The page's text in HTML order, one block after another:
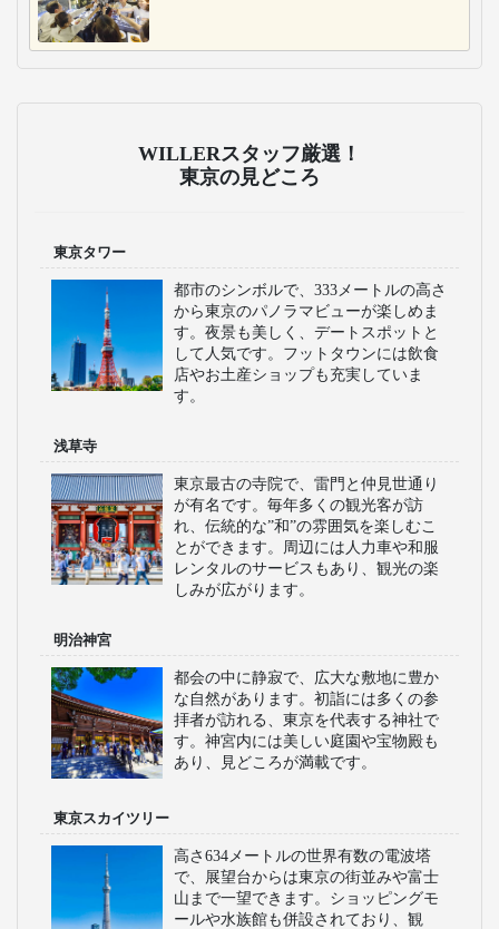
WILLERスタッフ厳選！
東京の見どころ
東京タワー
都市のシンボルで、333メートルの高さ
から東京のパノラマビューが楽しめま
す。夜景も美しく、デートスポットと
して人気です。フットタウンには飲食
店やお土産ショップも充実していま
す。
浅草寺
東京最古の寺院で、雷門と仲見世通り
が有名です。毎年多くの観光客が訪
れ、伝統的な”和”の雰囲気を楽しむこ
とができます。周辺には人力車や和服
レンタルのサービスもあり、観光の楽
しみが広がります。
明治神宮
都会の中に静寂で、広大な敷地に豊か
な自然があります。初詣には多くの参
拝者が訪れる、東京を代表する神社で
す。神宮内には美しい庭園や宝物殿も
あり、見どころが満載です。
東京スカイツリー
高さ634メートルの世界有数の電波塔
で、展望台からは東京の街並みや富士
山まで一望できます。ショッピングモ
ールや水族館も併設されており、観